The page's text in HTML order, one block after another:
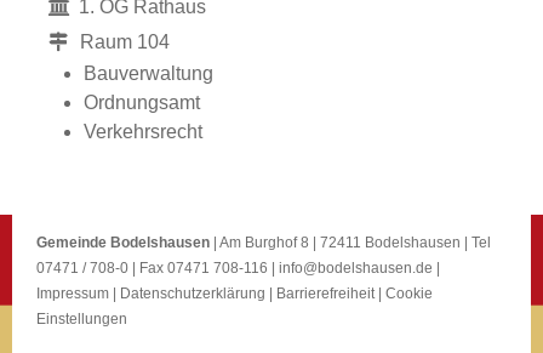
1. OG Rathaus
Raum 104
Bauverwaltung
Ordnungsamt
Verkehrsrecht
Gemeinde Bodelshausen | Am Burghof 8 | 72411 Bodelshausen | Tel
07471 / 708-0 | Fax 07471 708-116 | info@bodelshausen.de |
Impressum | Datenschutzerklärung | Barrierefreiheit | Cookie
Einstellungen